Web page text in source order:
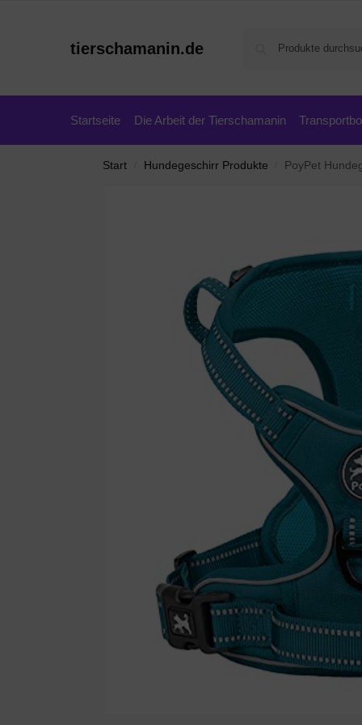
tierschamanin.de
Startseite Die Arbeit der Tierschamanin
Start Hundegeschirr Produkte PoyPet